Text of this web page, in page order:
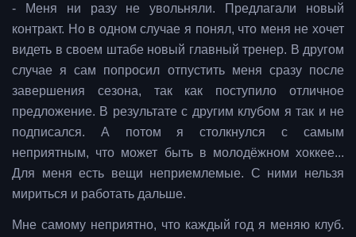
- Меня ни разу не увольняли. Предлагали новый
контракт. Но в одном случае я понял, что меня не хочет
видеть в своем штабе новый главный тренер. В другом
случае я сам попросил отпустить меня сразу после
завершения сезона, так как поступило отличное
предложение. В результате с другим клубом я так и не
подписался. А потом я столкнулся с самым
неприятным, что может быть в молодёжном хоккее...
Для меня есть вещи неприемлемые. С ними нельзя
мириться и работать дальше.
Мне самому неприятно, что каждый год я меняю клуб.